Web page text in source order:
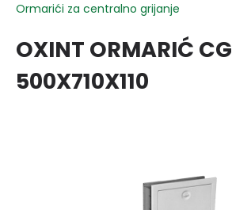
Ormarići za centralno grijanje
OXINT ORMARIĆ CG
500X710X110